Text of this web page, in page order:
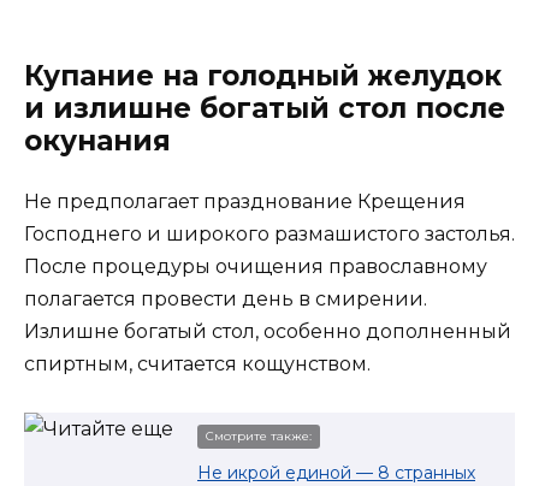
Купание на голодный желудок
и излишне богатый стол после
окунания
Не предполагает празднование Крещения
Господнего и широкого размашистого застолья.
После процедуры очищения православному
полагается провести день в смирении.
Излишне богатый стол, особенно дополненный
спиртным, считается кощунством.
Смотрите также:
Не икрой единой — 8 странных